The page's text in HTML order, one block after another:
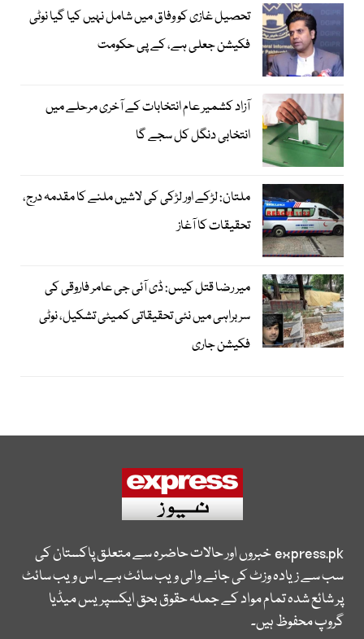
تحصیل غازی کو وفاق میں شامل نہیں کیا گیا نوٹی
فکیشن جعلی ہے، کے پی حکومت
آزاد کشمیر عام انتخابات کے آخری مرحلے میں
انتخابی دنگل کل سجے گا
ملتان: لڑکے اور لڑکی کی لاشیں ملنے کا مقدمہ درج،
تحقیقات کا آغاز
میر رضا قتل کیس: ڈی آئی جی عامر فاروقی کی
سربراہی میں نئی تحقیقاتی کمیٹی تشکیل، نوٹی
فکیشن جاری
express.pkخبروں اور حالات حاضرہ سے متعلق پاکستان کی
سب سے زیادہ وزٹ کی جانے والی ویب سائٹ ہے۔ اس ویب سائٹ
پر شائع شدہ تمام مواد کے جملہ حقوق بحق ایکسپریس میڈیا
گروپ محفوظ ہیں۔